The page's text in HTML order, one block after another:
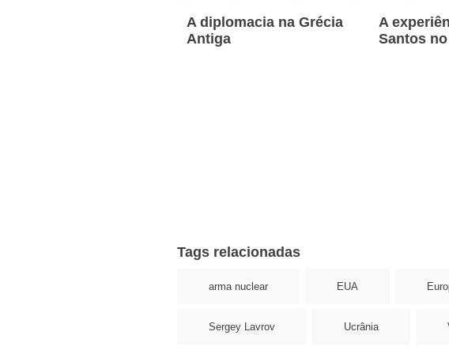
A diplomacia na Grécia
Antiga
A
Santos
Tags relacionadas
arma nuclear EUA
Sergey Lavrov Ucrânia